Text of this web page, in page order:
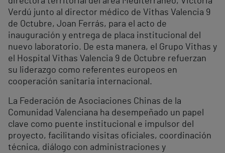
Verdú junto al director médico de Vithas Valencia 9
de Octubre, Joan Ferrás, para el acto de
inauguración y entrega de placa institucional del
nuevo laboratorio. De esta manera, el Grupo Vithas y
el Hospital Vithas Valencia 9 de Octubre refuerzan
su liderazgo como referentes europeos en
cooperación sanitaria internacional.
La Federación de Asociaciones Chinas de la
Comunidad Valenciana ha desempeñado un papel
clave como puente institucional e impulsor del
proyecto, facilitando visitas oficiales, coordinación
técnica, diálogo con administraciones y